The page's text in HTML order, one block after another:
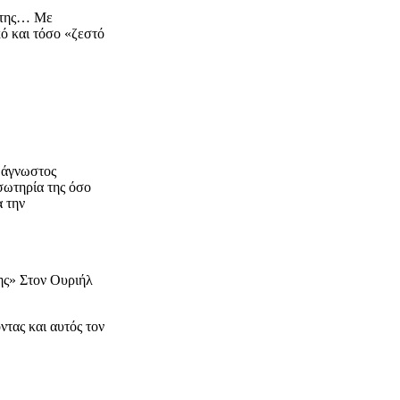
της… Με
και τόσο «ζεστό
της όσο
την
Στον Ουριήλ
και αυτός τον